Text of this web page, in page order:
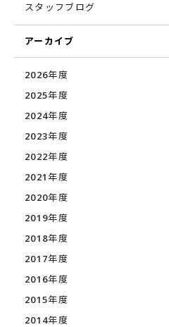
スタッフブログ
アーカイブ
2026年度
2025年度
2024年度
2023年度
2022年度
2021年度
2020年度
2019年度
2018年度
2017年度
2016年度
2015年度
2014年度